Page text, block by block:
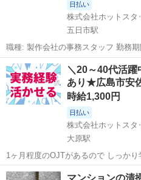
日払い
株式会社ホットスタ
五日市駅
職種: 製作会社の事務スタッフ 勤務期間: 長期（3ヶ月以上） 仕事内容:
《事務未経験でもOK!》 廿日市市木
がメインになりますが 付随業務とし
度にリフレ...
広島 廿日市市 五日市駅
＼20～40代活
あり★広島市安
時給1,300円
日払い
株式会社ホットスタ
大原駅
1ヶ月程度のOJTがあるので しっかり
とがあっても すぐに相談できる環境
広島 大原駅
マンションの清